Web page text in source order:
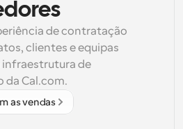
de contratação
clientes e equipas
infraestrutura de
da Cal.com.
as vendas